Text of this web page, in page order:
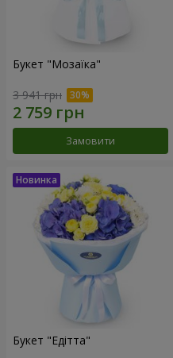
Букет "Мозаїка"
3 941 грн
Замовити
Букет "Едітта"